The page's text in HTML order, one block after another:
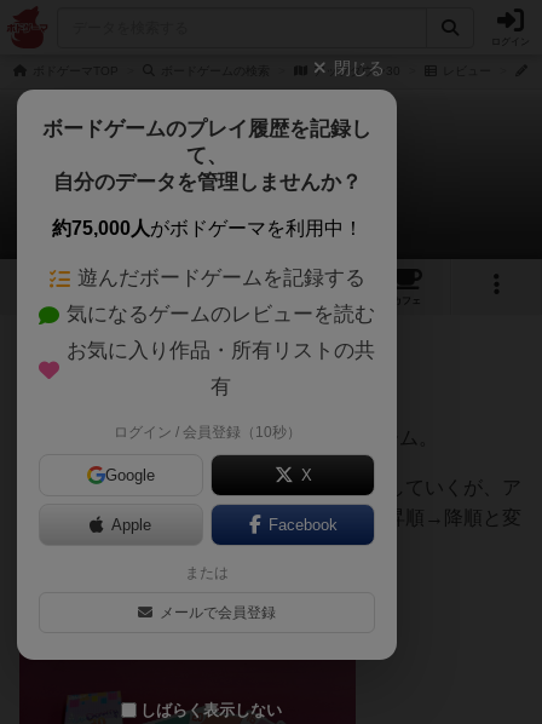
アップダウン30
アップダウン30
うらまこさんのレビュー
2 3
カフェ
248名 2名 0 1年以上前
1〜30の数字カードを使ったゴーアウトゲーム。
はじめは昇順になるようにカードをプレイしていくが、ア
ップダウンカードがプレイされると降順→昇順→降順と変
化します。
閉じる
ボードゲームのプレイ履歴を記録し
て、
自分のデータを管理しませんか？
約75,000人がボドゲーマを利用中！
遊んだボードゲームを記録する
気になるゲームのレビューを読む
お気に入り作品・所有リストの共
有
ログイン / 会員登録（10秒）
Google X
Apple Facebook
または
メールで会員登録
しばらく表示しない